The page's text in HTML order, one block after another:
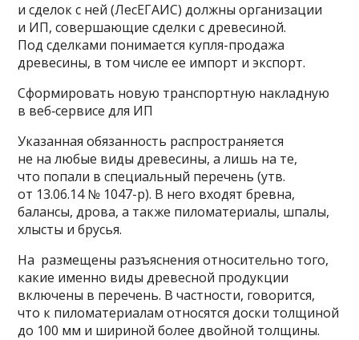
и сделок с ней (ЛесЕГАИС) должны организации
и ИП, совершающие сделки с древесиной.
Под сделками понимается купля-продажа
древесины, в том числе ее импорт и экспорт.
Сформировать новую транспортную накладную
в веб‑сервисе для ИП
Указанная обязанность распространяется
не на любые виды древесины, а лишь на те,
что попали в специальный перечень (утв.
от 13.06.14 № 1047-р). В него входят бревна,
балансы, дрова, а также пиломатериалы, шпалы,
хлысты и брусья.
На размещены разъяснения относительно того,
какие именно виды древесной продукции
включены в перечень. В частности, говорится,
что к пиломатериалам относятся доски толщиной
до 100 мм и шириной более двойной толщины.